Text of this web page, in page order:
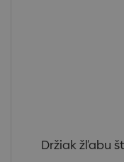
Držiak žľabu